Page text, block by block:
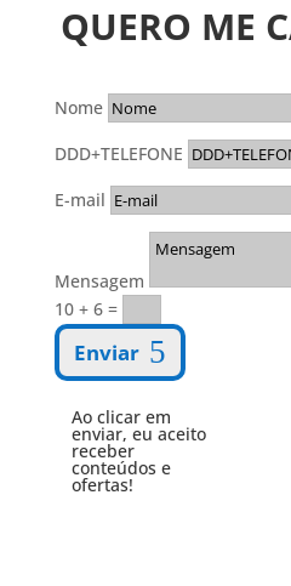
QUERO ME
Nome
DDD+TELEFONE
E-mail
Mensagem
10 + 6=
Enviar
Ao clicar em
enviar, eu aceito
receber
conteúdos e
ofertas!